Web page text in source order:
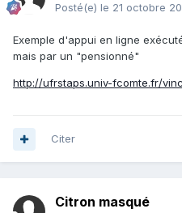
Posté(e) le 21 octobre
Exemple d'appui en ligne
mais par un "pensionné"
http://ufrstaps.univ-fcomte.fr/
Citer
Citron masqué